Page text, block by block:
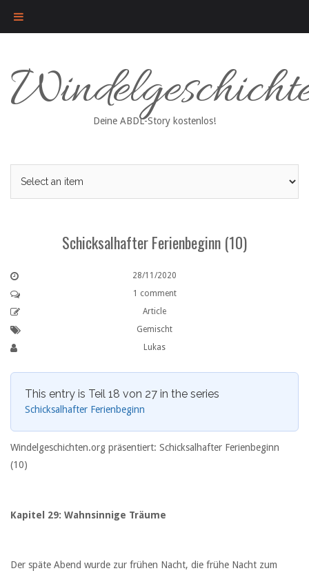
content
Deine ABDL-Story kostenlos!
Schicksalhafter Ferienbeginn (10)
28/11/2020
1 comment
Article
Gemischt
Lukas
This entry is Teil 18 von 27 in the series
Schicksalhafter Ferienbeginn
Windelgeschichten.org präsentiert: Schicksalhafter Ferienbeginn
(10)
Kapitel 29: Wahnsinnige Träume
Der späte Abend wurde zur frühen Nacht, die frühe Nacht zum